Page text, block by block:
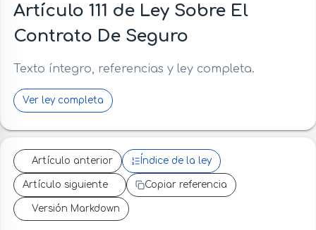
Artículo 111 de Ley Sobre El
Contrato De Seguro
Texto íntegro, referencias y ley completa.
Ver ley completa
Artículo anterior Índice de la ley
Artículo siguiente Copiar referencia
Versión Markdown